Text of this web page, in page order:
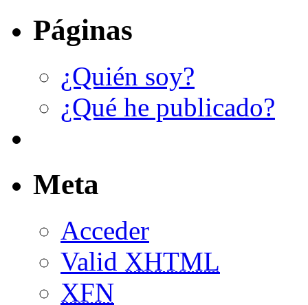
Páginas
¿Quién soy?
¿Qué he publicado?
Meta
Acceder
Valid XHTML
XFN